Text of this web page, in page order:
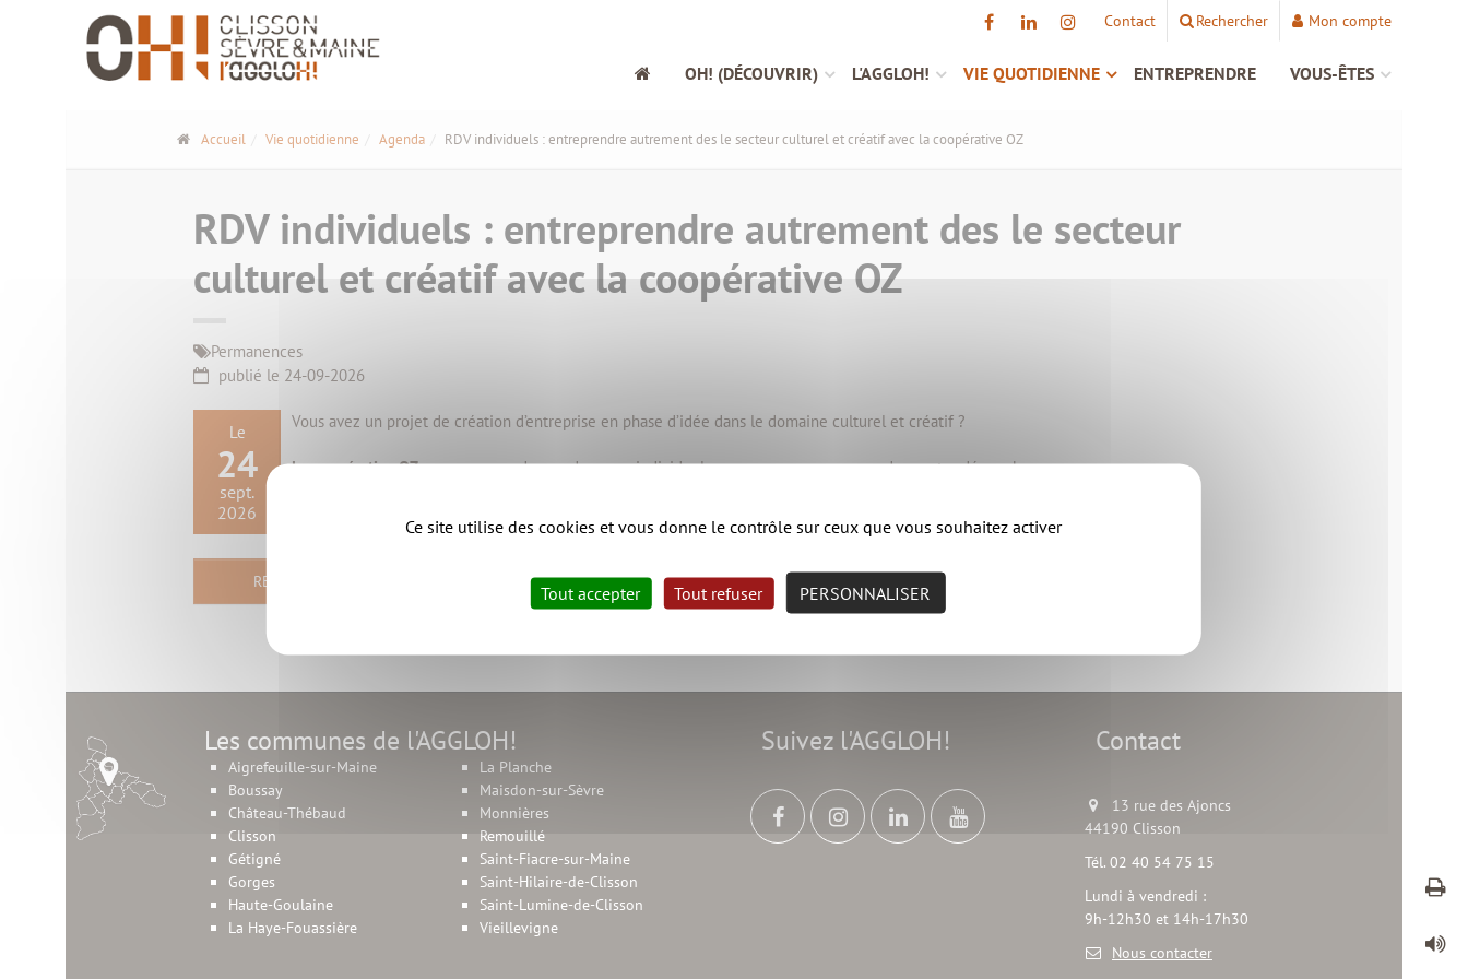
Contact Rechercher Mon compte
OH! (DÉCOUVRIR) L'AGGLOH! VIE QUOTIDIENNE ENTREPRENDRE VOUS-ÊTES
Accueil Vie quotidienne Agenda RDV individuels : entreprendre autrement des le secteur culturel et créatif avec la coopérative OZ
RDV individuels : entreprendre autrement des le secteur
culturel et créatif avec la coopérative OZ
Permanences
publié le 24-09-2026
Le
24
sept.
2026
Vous avez un projet de création d’entreprise en phase d’idée dans le domaine culturel et créatif ?
La coopérative OZvous propose des rendez-vous individuels pour vous accompagner dans votre démarche.
RETOUR
Les communes de l'AGGLOH!
Aigrefeuille-sur-Maine
Boussay
Château-Thébaud
Clisson
Gétigné
Gorges
Haute-Goulaine
La Haye-Fouassière
La Planche
Maisdon-sur-Sèvre
Monnières
Remouillé
Saint-Fiacre-sur-Maine
Saint-Hilaire-de-Clisson
Saint-Lumine-de-Clisson
Vieillevigne
Suivez l'AGGLOH! Contact
13 rue des Ajoncs
44190 Clisson
Tél. 02 40 54 75 15
Lundi à vendredi :
9h-12h30 et 14h-17h30
Nous contacter
Panneau de gestion des cookies
Ce site utilise des cookies et vous donne le contrôle sur ceux que vous souhaitez activer
Tout accepter Tout refuser PERSONNALISER